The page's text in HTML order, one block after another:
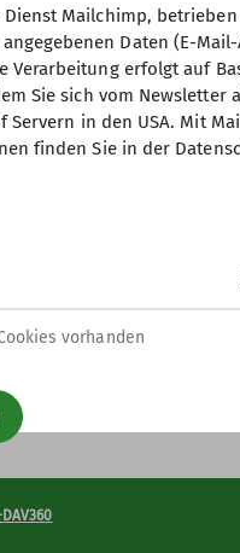
Mailchimp,
Daten (E-
erfolgt auf
Sie sich vom
in den USA. Mit
finden Sie in der
vorhanden